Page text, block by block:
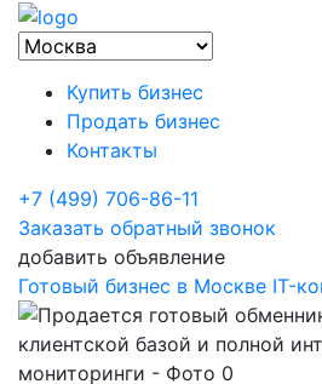
Купить бизнес
Продать бизнес
Контакты
+7 (499) 706-86-11
Заказать обратный звонок
добавить объявление
Готовый бизнес в Москве IT-